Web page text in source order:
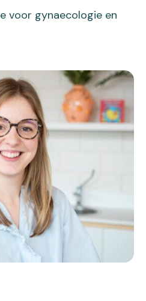
voor gynaecologie en